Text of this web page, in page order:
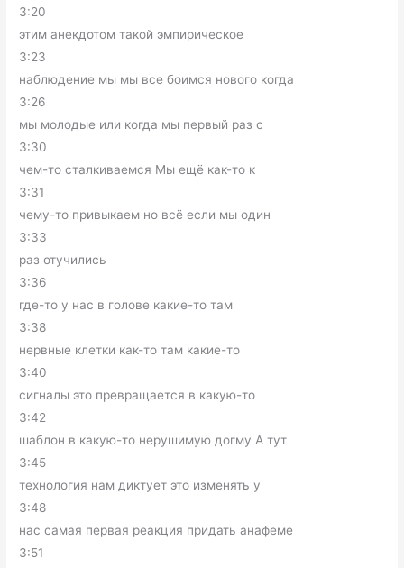
3:20
этим анекдотом такой эмпирическое
3:23
наблюдение мы мы все боимся нового когда
3:26
мы молодые или когда мы первый раз с
3:30
чем-то сталкиваемся Мы ещё как-то к
3:31
чему-то привыкаем но всё если мы один
3:33
раз отучились
3:36
где-то у нас в голове какие-то там
3:38
нервные клетки как-то там какие-то
3:40
сигналы это превращается в какую-то
3:42
шаблон в какую-то нерушимую догму А тут
3:45
технология нам диктует это изменять у
3:48
нас самая первая реакция придать анафеме
3:51